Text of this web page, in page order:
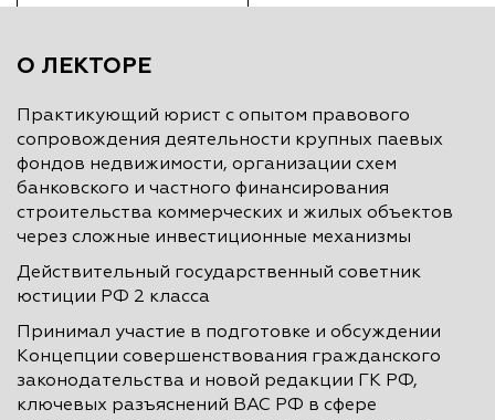
О ЛЕКТОРЕ
Практикующий юрист с опытом правового
сопровождения деятельности крупных паевых
фондов недвижимости, организации схем
банковского и частного финансирования
строительства коммерческих и жилых объектов
через сложные инвестиционные механизмы
Действительный государственный советник
юстиции РФ 2 класса
Принимал участие в подготовке и обсуждении
Концепции совершенствования гражданского
законодательства и новой редакции ГК РФ,
ключевых разъяснений ВАС РФ в сфере